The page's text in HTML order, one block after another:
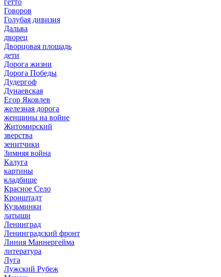
гетто
Говоров
Голубая дивизия
Дальва
дворец
Дворцовая площадь
дети
Дорога жизни
Дорога Победы
Дудергоф
Дунаевская
Егор Яковлев
железная дорога
женщины на войне
Житомирский
зверства
зенитчики
Зимняя война
Калуга
картины
кладбище
Красное Село
Кронштадт
Кузьминки
латыши
Ленинград
Ленинградский фронт
Линия Маннергейма
литература
Луга
Лужский Рубеж